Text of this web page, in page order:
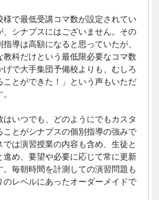
様で最低受講コマ数が設定されてい
、シナプスにはございません。その
指導は高額になると思っていたが、
教科だけという最低限必要なコマ数
げで大手集団予備校よりも、むしろ
ことができた！」という声もいただ
はいつでも、どのようにでもカスタ
ことがシナプスの個別指導の強みで
では演習授業の内容も含め、生徒と
進め、要望や必要に応じて常に更新
。毎朝時間を計測しての演習問題も
のレベルにあったオーダーメイドで